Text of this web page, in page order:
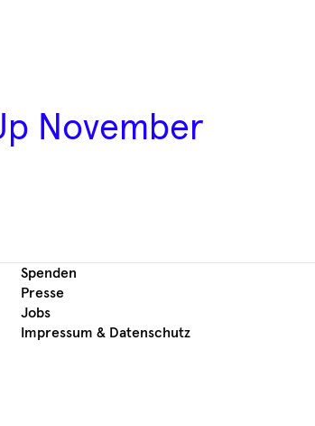
November
Spenden
Presse
Jobs
Impressum & Datenschutz